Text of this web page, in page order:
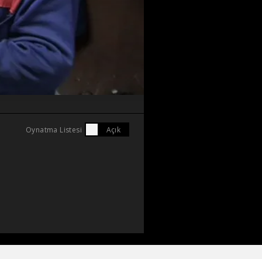
Oynatma Listesi